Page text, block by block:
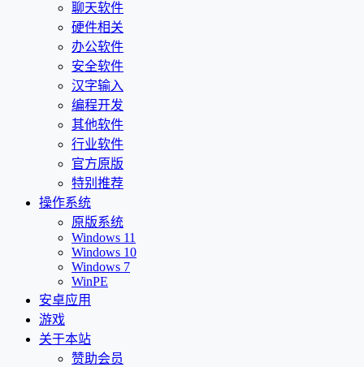
聊天软件
硬件相关
办公软件
安全软件
汉字输入
编程开发
其他软件
行业软件
官方原版
特别推荐
操作系统
原版系统
Windows 11
Windows 10
Windows 7
WinPE
安卓应用
游戏
关于本站
赞助会员